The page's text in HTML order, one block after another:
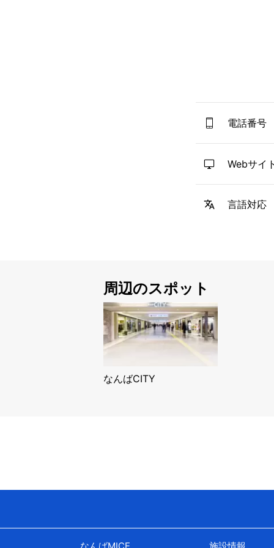
電話番号
Webサイ
言語対応
周辺のスポット
なんばCITY